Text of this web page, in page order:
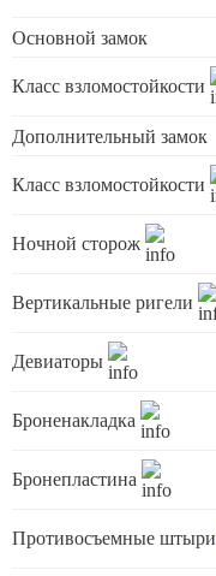
Основной замок
Класс взломостойкости
Дополнительный замок
Класс взломостойкости
Ночной сторож
Вертикальные ригели
Девиаторы
Броненакладка
Бронепластина
Противосъемные штыри